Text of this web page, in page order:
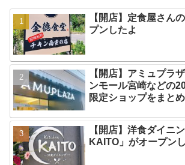
【開店】定食屋さん
プンしたよ
【開店】アミュプラ
ンモール宮崎などの
限定ショップをまと
【開店】洋食ダイニ
KAITO」がオープン